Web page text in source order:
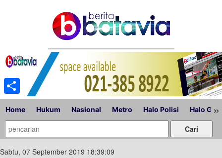
Home Hukum Nasional Metro Halo Polisi Halo »
Sabtu, 07 September 2019 18:39:09
Share